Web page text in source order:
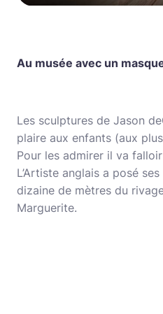
Au musée avec un
Les sculptures de Jason
plaire aux enfants (aux
Pour les admirer il va
L’Artiste anglais a posé
dizaine de mètres du
Marguerite.